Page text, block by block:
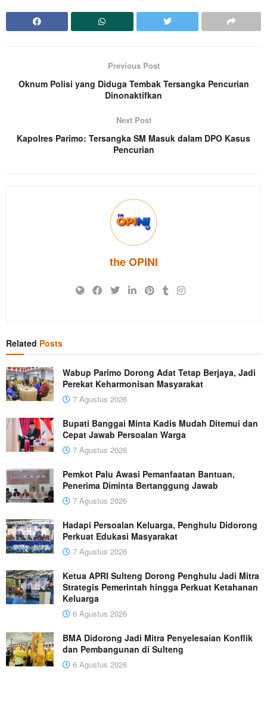
Previous Post
Oknum Polisi yang Diduga Tembak Tersangka Pencurian
Dinonaktifkan
Next Post
Kapolres Parimo: Tersangka SM Masuk dalam DPO Kasus
Pencurian
the OPINI
Related Posts
Wabup Parimo Dorong Adat Tetap Berjaya, Jadi
Perekat Keharmonisan Masyarakat
7 Agustus 2026
Bupati Banggai Minta Kadis Mudah Ditemui dan
Cepat Jawab Persoalan Warga
7 Agustus 2026
Pemkot Palu Awasi Pemanfaatan Bantuan,
Penerima Diminta Bertanggung Jawab
7 Agustus 2026
Hadapi Persoalan Keluarga, Penghulu Didorong
Perkuat Edukasi Masyarakat
7 Agustus 2026
Ketua APRI Sulteng Dorong Penghulu Jadi Mitra
Strategis Pemerintah hingga Perkuat Ketahanan
Keluarga
6 Agustus 2026
BMA Didorong Jadi Mitra Penyelesaian Konflik
dan Pembangunan di Sulteng
6 Agustus 2026